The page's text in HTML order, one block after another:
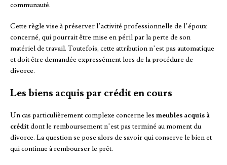
communauté.
Cette règle vise à préserver l’activité professionnelle de l’époux
concerné, qui pourrait être mise en péril par la perte de son
matériel de travail. Toutefois, cette attribution n’est pas automatique
et doit être demandée expressément lors de la procédure de
divorce.
Les biens acquis par crédit en cours
Un cas particulièrement complexe concerne les meubles acquis à
créditdont le remboursement n’est pas terminé au moment du
divorce. La question se pose alors de savoir qui conserve le bien et
qui continue à rembourser le prêt.